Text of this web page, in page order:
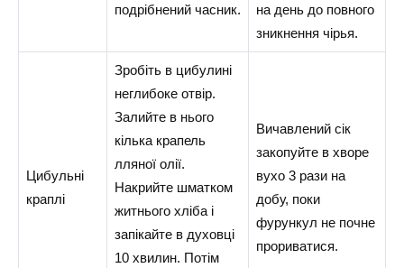
подрібнений часник.
на день до повного
зникнення чірья.
Цибульні
краплі
Зробіть в цибулині
неглибоке отвір.
Залийте в нього
кілька крапель
лляної олії.
Накрийте шматком
житнього хліба і
запікайте в духовці
10 хвилин. Потім
Вичавлений сік
закопуйте в хворе
вухо 3 рази на
добу, поки
фурункул не почне
прориватися.